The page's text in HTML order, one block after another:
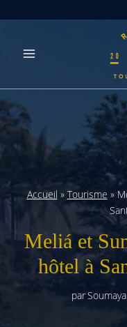
Accueil » Tourisme »
Meliá et
hôtel à
parSoumaya